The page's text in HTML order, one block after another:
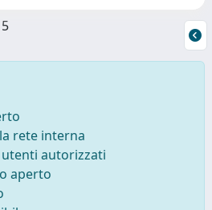
rete interna
autorizzati
aperto